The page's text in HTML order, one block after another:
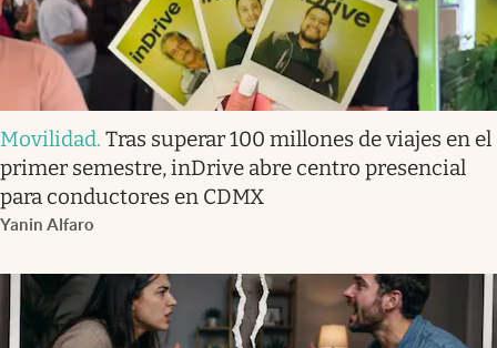
Movilidad. Tras superar 100 millones de viajes en el
primer semestre, inDrive abre centro presencial
para conductores en CDMX
Yanin Alfaro